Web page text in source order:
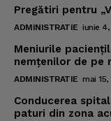
Pregătiri pentru
ADMINISTRATIE iunie
Meniurile
nemţenilor de pe
ADMINISTRATIE mai
Conducerea
paturi din zona